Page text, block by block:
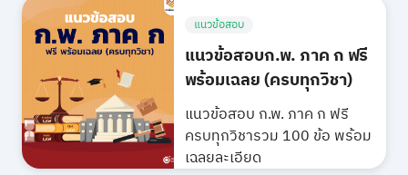
แนวข้อสอบ
แนวข้อสอบก.พ. ภาค ก ฟรี
พร้อมเฉลย (ครบทุกวิชา)
แนวข้อสอบ ก.พ. ภาค ก ฟรี
ครบทุกวิชารวม 100 ข้อ พร้อม
เฉลยละเอียด